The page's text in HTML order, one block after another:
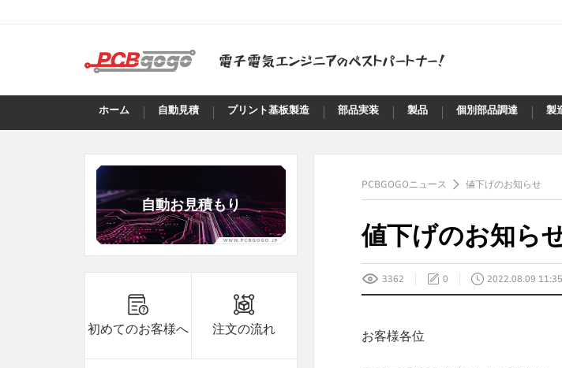
ホーム 自動見積 プリント基板製造 部品実装 製品 個別部品調達 製
自動お見積もり
初めてのお客様へ 注文の流れ
B8***8A
B8***8A
8.7
B8***8A
8.7
20
PCBGOGOニュース 値下げのお知らせ
値下げのお知ら
3362 0 2022.08.09
お客様各位